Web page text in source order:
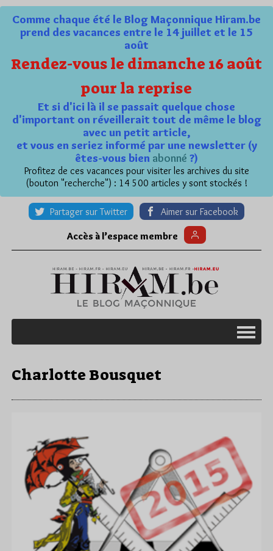
Comme chaque été le Blog Maçonnique Hiram.be
prend des vacances entre le 14 juillet et le 15
août
Rendez-vous le dimanche 16 août
pour la reprise
Et si d'ici là il se passait quelque chose
d'important on réveillerait tout de même le blog
avec un petit article,
et vous en seriez informé par une newsletter (y
êtes-vous bien abonné ?)
Profitez de ces vacances pour visiter les archives du site
(bouton "recherche") : 14 500 articles y sont stockés !
Partager sur Twitter Aimer sur Facebook
Accès à l’espace membre
Charlotte Bousquet